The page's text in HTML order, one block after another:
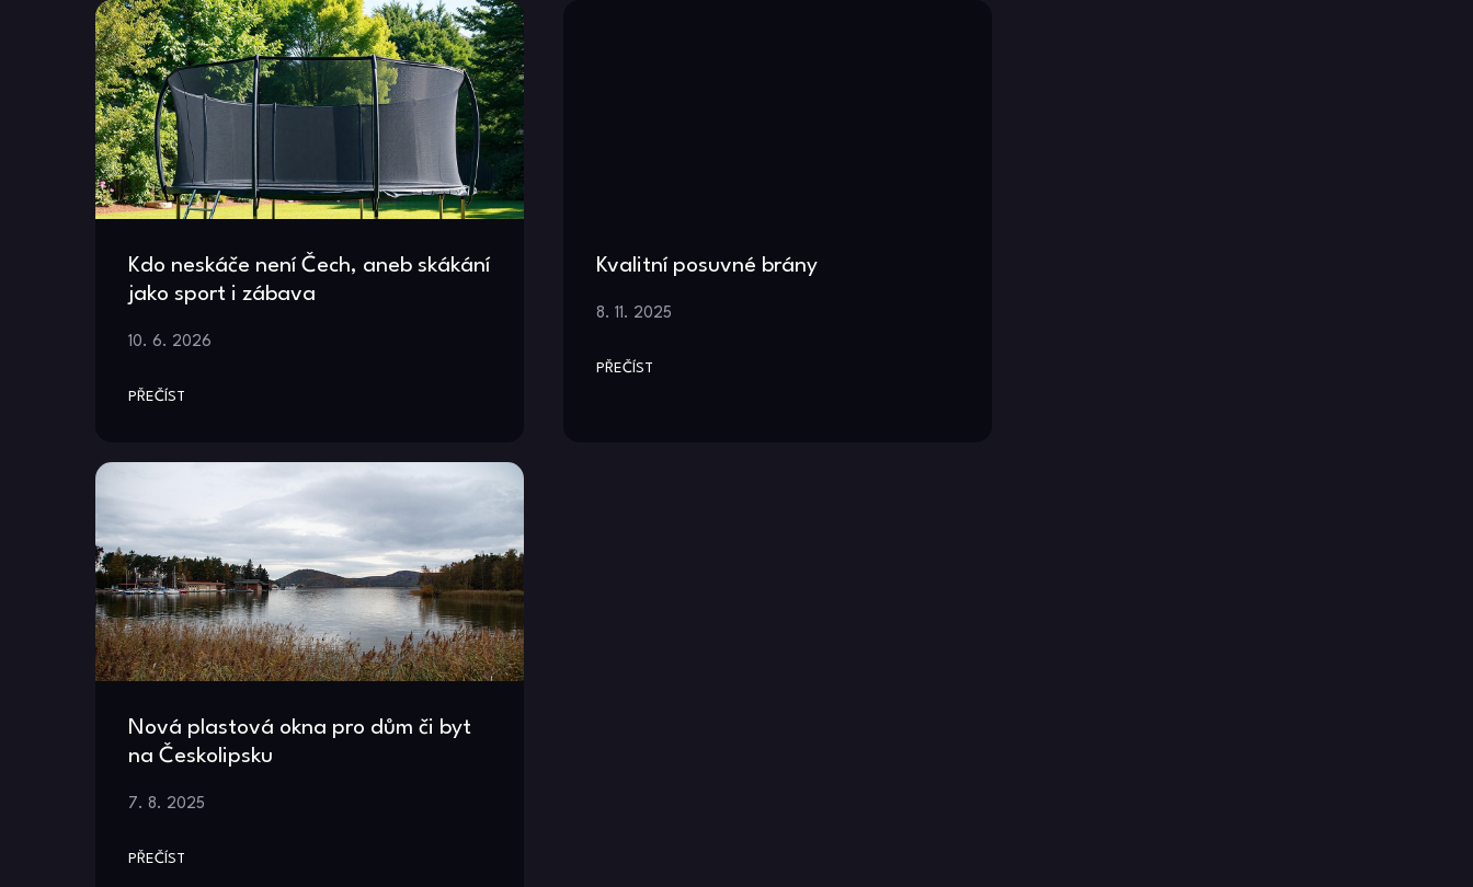
Kdo neskáče není Čech, aneb skákání
jako sport i zábava
10. 6. 2026
PŘEČÍST
Kvalitní posuvné brány
8. 11. 2025
PŘEČÍST
Nová plastová okna pro dům či byt
na Českolipsku
7. 8. 2025
PŘEČÍST